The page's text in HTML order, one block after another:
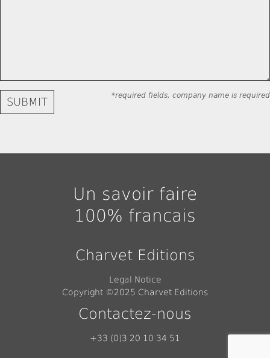
*required fields, company name is required
Un savoir faire
100% francais
Charvet Editions
Legal Notice
Copyright ©2025 Charvet Editions
Contactez-nous
+33 (0)3 20 10 34 51